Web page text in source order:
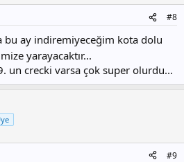
#8
bu ay indiremiyeceğim kota dolu
yarayacaktır...
un crecki varsa çok super olurdu...
#9